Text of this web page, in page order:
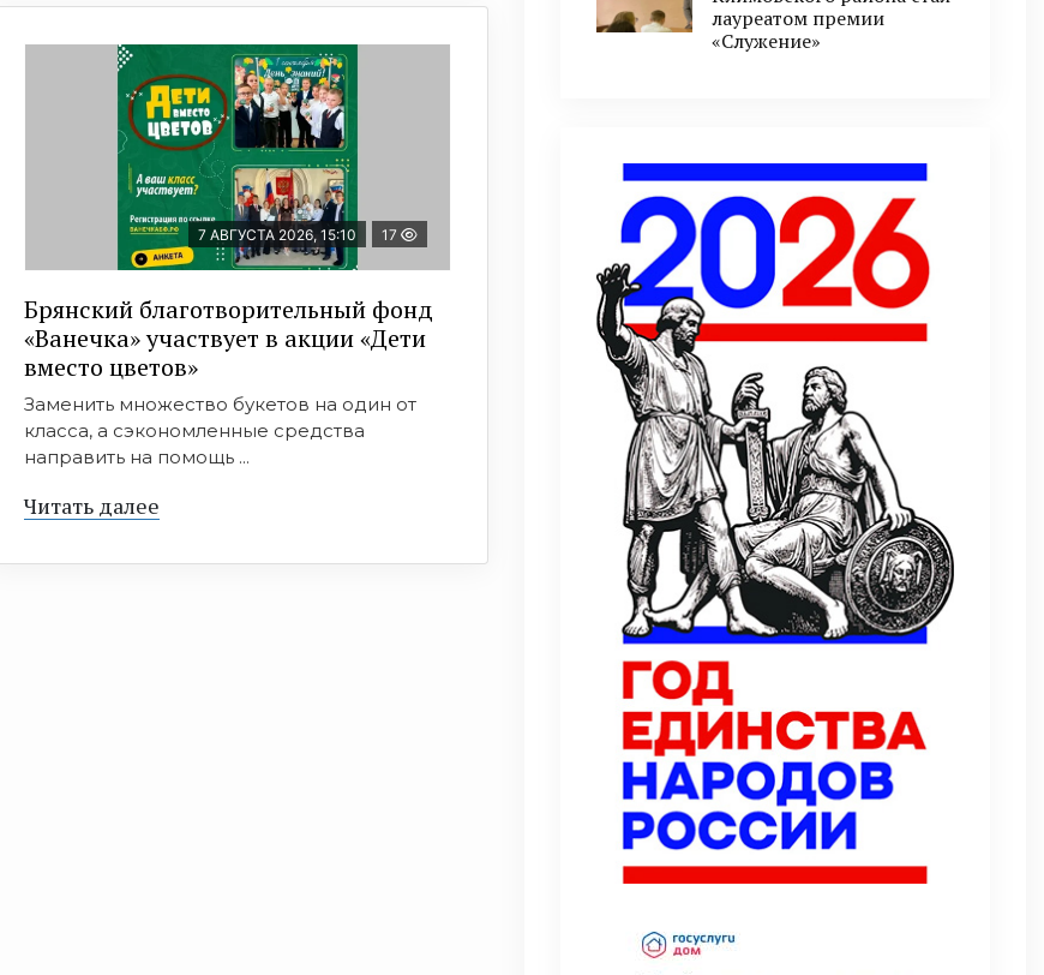
7 АВГУСТА 2026, 15:10 17
Брянский благотворительный фонд
«Ванечка» участвует в акции «Дети
вместо цветов»
Заменить множество букетов на один от
класса, а сэкономленные средства
направить на помощь ...
Читать далее
лауреатом премии
«Служение»